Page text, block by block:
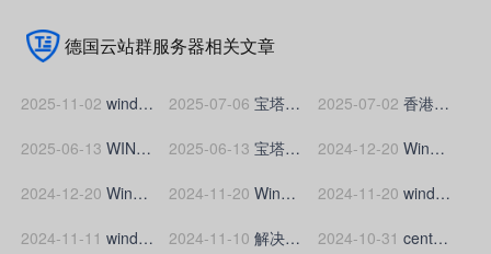
德国云站群服务器相关文章
2025-11-02 window系统常见事件ID,如何查看远程登录win系统服务器成功的IP? 2025-07-06 宝塔面板如何设置服务器时间自动同步 2025-07-02 香港服务器禁25端口吗？
2025-06-13 WIN服务器提示“为安全考虑，已锁定该用户账户，原因是登录尝试或密码更改尝试过多”的解决办法 2025-06-13 宝塔面板如何添加服务器IP、CDN节点IP白名单与黑名单？ 2024-12-20 Windows服务器申请ssl证书时无法创建.well-known文件夹怎么办？
2024-12-20 Windows服务器如何创建/.well-known文件夹? 2024-11-20 Windows服务器如何升级扩容硬盘(磁盘)空间? 2024-11-20 windows2012系统服务器如何设置密码
2024-11-11 windows系统云服务器添加D盘的方法 2024-11-10 解决 Windows Server 2012 R2 远程桌面连接错误(由于没有远程桌面授权服务器可以提供许可证，远程会话被中断。请跟服务器管理员联系)的方法 2024-10-31 centos服务器更换yum源更换为阿里云教程，解决yum源失效报错